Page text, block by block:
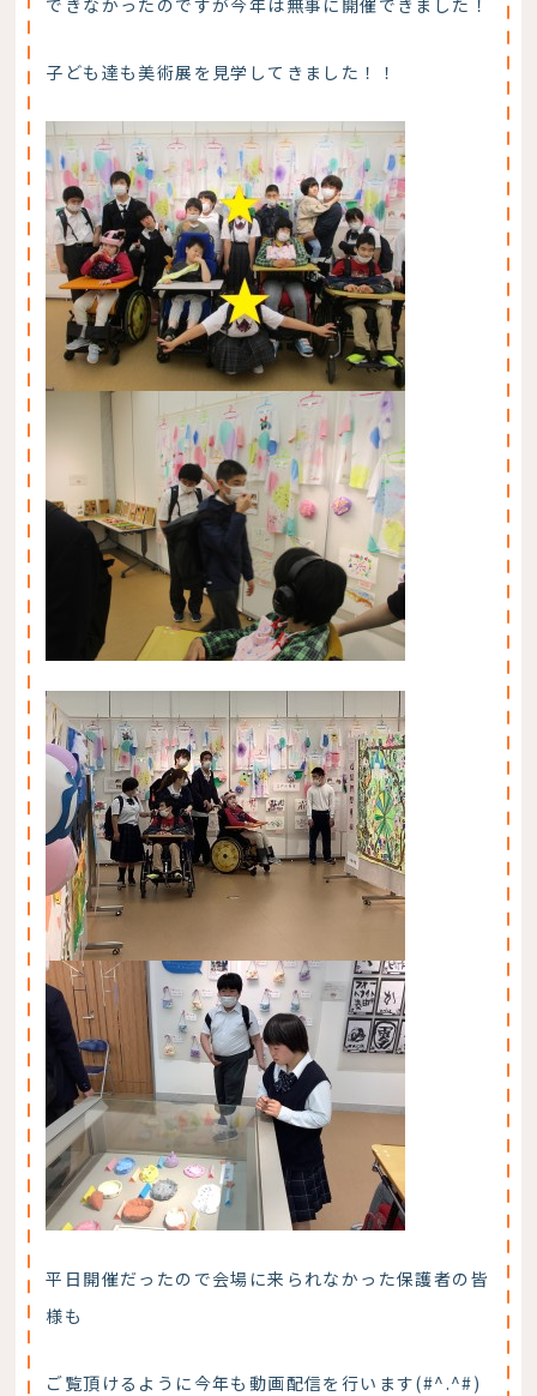
子ども達も美術展を見学してきました！！
平日開催だったので会場に来られなかった保護者の皆
様も
ご覧頂けるように今年も動画配信を行います(#^.^#)